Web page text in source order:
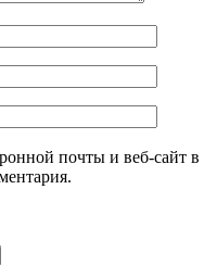
почты и веб-сайт в